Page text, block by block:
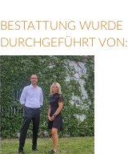
BESTATTUNG WURDE
DURCHGEFÜHRT VON: